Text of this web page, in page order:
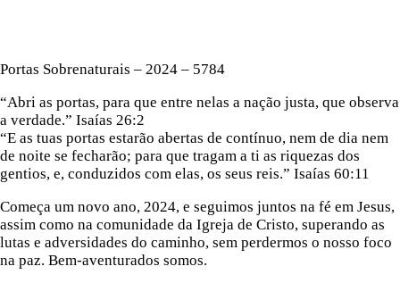
Portas Sobrenaturais – 2024 – 5784
“Abri as portas, para que entre nelas a nação justa, que observa
a verdade.” Isaías 26:2
“E as tuas portas estarão abertas de contínuo, nem de dia nem
de noite se fecharão; para que tragam a ti as riquezas dos
gentios, e, conduzidos com elas, os seus reis.” Isaías 60:11
Começa um novo ano, 2024, e seguimos juntos na fé em Jesus,
assim como na comunidade da Igreja de Cristo, superando as
lutas e adversidades do caminho, sem perdermos o nosso foco
na paz. Bem-aventurados somos.